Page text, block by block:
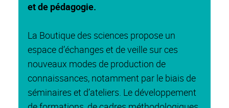
et de pédagogie.
La Boutique des sciences propose un
espace d’échanges et de veille sur ces
nouveaux modes de production de
connaissances, notamment par le biais de
séminaires et d’ateliers. Le développement